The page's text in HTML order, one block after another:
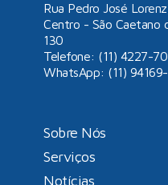
Rua Pedro José
Centro - São Caetano
130
Telefone: (11) 4227-
WhatsApp: (11)
Sobre Nós
Serviços
Notícias